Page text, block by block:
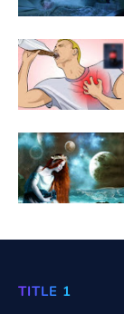
TITLE 1